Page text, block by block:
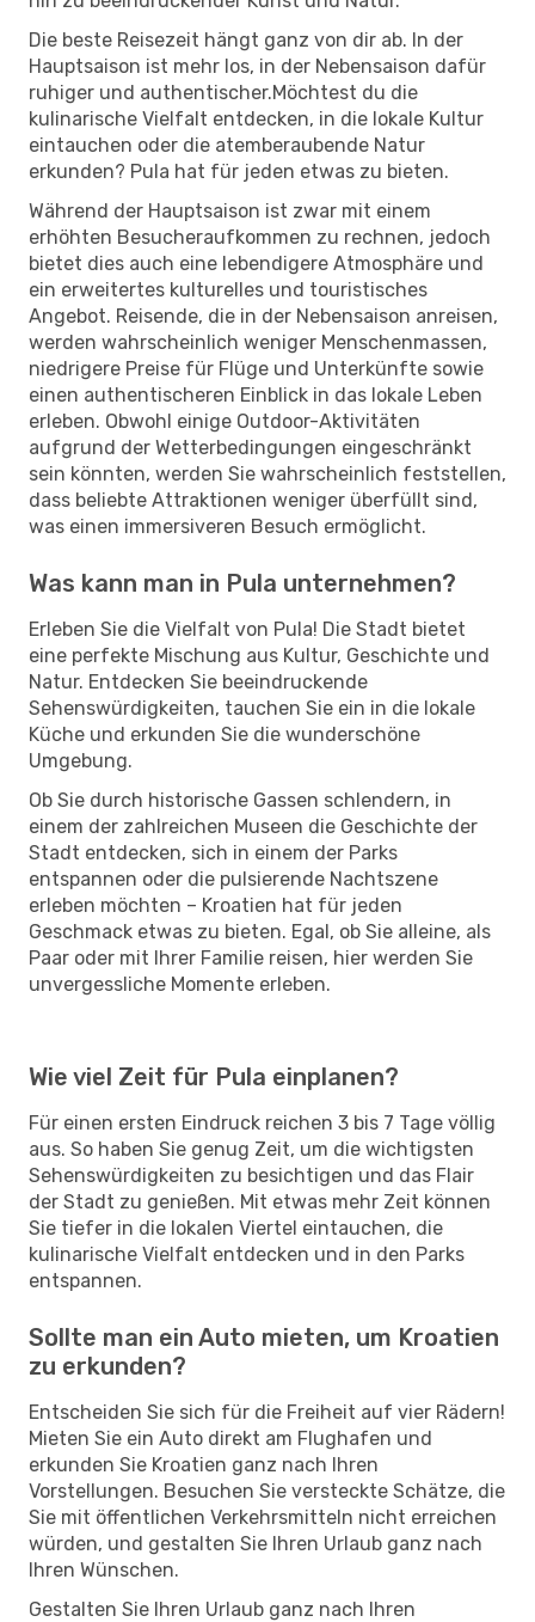
Die beste Reisezeit hängt ganz von dir ab. In der
Hauptsaison ist mehr los, in der Nebensaison dafür
ruhiger und authentischer.Möchtest du die
kulinarische Vielfalt entdecken, in die lokale Kultur
eintauchen oder die atemberaubende Natur
erkunden? Pula hat für jeden etwas zu bieten.
Während der Hauptsaison ist zwar mit einem
erhöhten Besucheraufkommen zu rechnen, jedoch
bietet dies auch eine lebendigere Atmosphäre und
ein erweitertes kulturelles und touristisches
Angebot. Reisende, die in der Nebensaison anreisen,
werden wahrscheinlich weniger Menschenmassen,
niedrigere Preise für Flüge und Unterkünfte sowie
einen authentischeren Einblick in das lokale Leben
erleben. Obwohl einige Outdoor-Aktivitäten
aufgrund der Wetterbedingungen eingeschränkt
sein könnten, werden Sie wahrscheinlich feststellen,
dass beliebte Attraktionen weniger überfüllt sind,
was einen immersiveren Besuch ermöglicht.
Was kann man in Pula unternehmen?
Erleben Sie die Vielfalt von Pula! Die Stadt bietet
eine perfekte Mischung aus Kultur, Geschichte und
Natur. Entdecken Sie beeindruckende
Sehenswürdigkeiten, tauchen Sie ein in die lokale
Küche und erkunden Sie die wunderschöne
Umgebung.
Ob Sie durch historische Gassen schlendern, in
einem der zahlreichen Museen die Geschichte der
Stadt entdecken, sich in einem der Parks
entspannen oder die pulsierende Nachtszene
erleben möchten – Kroatien hat für jeden
Geschmack etwas zu bieten. Egal, ob Sie alleine, als
Paar oder mit Ihrer Familie reisen, hier werden Sie
unvergessliche Momente erleben.
Wie viel Zeit für Pula einplanen?
Für einen ersten Eindruck reichen 3 bis 7 Tage völlig
aus. So haben Sie genug Zeit, um die wichtigsten
Sehenswürdigkeiten zu besichtigen und das Flair
der Stadt zu genießen. Mit etwas mehr Zeit können
Sie tiefer in die lokalen Viertel eintauchen, die
kulinarische Vielfalt entdecken und in den Parks
entspannen.
Sollte man ein Auto mieten, um Kroatien
zu erkunden?
Entscheiden Sie sich für die Freiheit auf vier Rädern!
Mieten Sie ein Auto direkt am Flughafen und
erkunden Sie Kroatien ganz nach Ihren
Vorstellungen. Besuchen Sie versteckte Schätze, die
Sie mit öffentlichen Verkehrsmitteln nicht erreichen
würden, und gestalten Sie Ihren Urlaub ganz nach
Ihren Wünschen.
Gestalten Sie Ihren Urlaub ganz nach Ihren